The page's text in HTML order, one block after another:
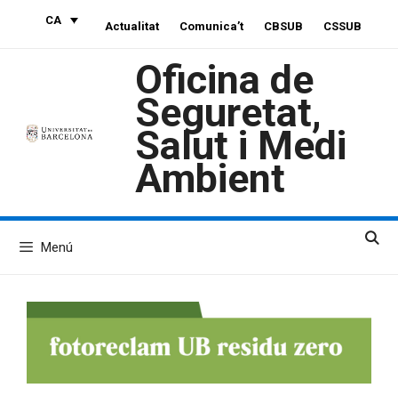
CA Actualitat Comunica’t CBSUB CSSUB
Oficina de
Seguretat,
Salut i Medi
Ambient
Menú